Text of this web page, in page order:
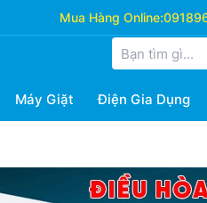
Mua Hàng Online:
Máy Giặt Điện Gia Dụng